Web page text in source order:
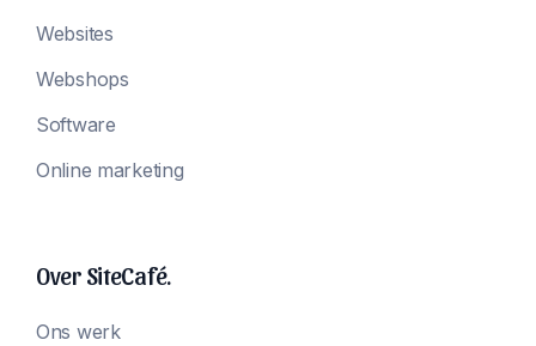
Websites
Webshops
Software
Online marketing
Over SiteCafé.
Ons werk